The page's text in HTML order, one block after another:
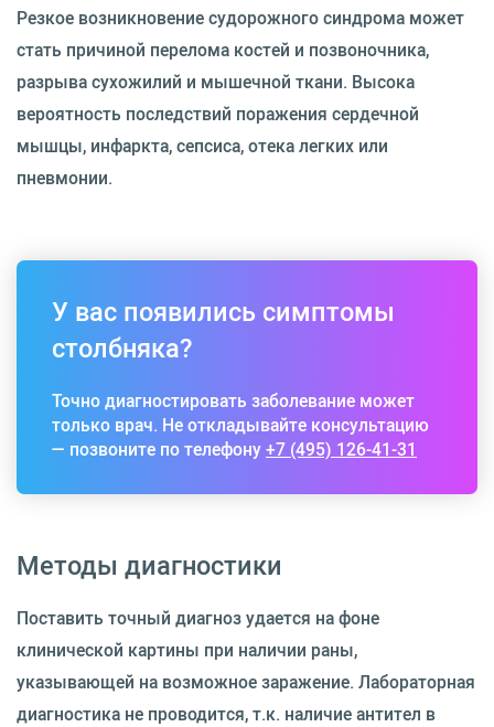
Резкое возникновение судорожного синдрома может
стать причиной перелома костей и позвоночника,
разрыва сухожилий и мышечной ткани. Высока
вероятность последствий поражения сердечной
мышцы, инфаркта, сепсиса, отека легких или
пневмонии.
У вас появились симптомы
столбняка?
Точно диагностировать заболевание может
только врач. Не откладывайте консультацию
— позвоните по телефону+7 (495) 126-41-31
Методы диагностики
Поставить точный диагноз удается на фоне
клинической картины при наличии раны,
указывающей на возможное заражение. Лабораторная
диагностика не проводится, т.к. наличие антител в